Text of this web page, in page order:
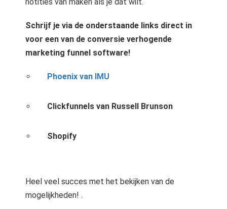
Schrijf je via de onderstaande links direct in
voor een van de conversie verhogende
marketing funnel software!
Phoenix van IMU
Clickfunnels van Russell Brunson
Shopify
Heel veel succes met het bekijken van de
mogelijkheden! .